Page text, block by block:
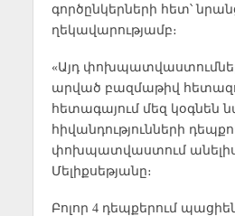
գործընկերների հետ՝
ղեկավարությամբ։
«Այդ
արված բազմաթիվ
հետագայում մեզ կօգնեն
հիվանդությունների
փոխպատվաստում
Մելիքսեթյանը։
Բոլոր 4 դեպքերում